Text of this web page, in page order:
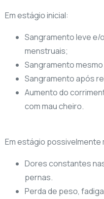
Em estágio inicial:
Sangramento leve
menstruais;
Sangramento
Sangramento após
Aumento do
com mau cheiro.
Em estágio possivelmente
Dores constantes
pernas.
Perda de peso,